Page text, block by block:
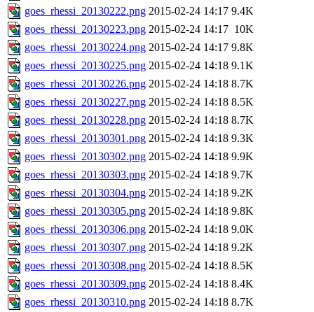
goes_rhessi_20130222.png 2015-02-24 14:17 9.4K
goes_rhessi_20130223.png 2015-02-24 14:17 10K
goes_rhessi_20130224.png 2015-02-24 14:17 9.8K
goes_rhessi_20130225.png 2015-02-24 14:18 9.1K
goes_rhessi_20130226.png 2015-02-24 14:18 8.7K
goes_rhessi_20130227.png 2015-02-24 14:18 8.5K
goes_rhessi_20130228.png 2015-02-24 14:18 8.7K
goes_rhessi_20130301.png 2015-02-24 14:18 9.3K
goes_rhessi_20130302.png 2015-02-24 14:18 9.9K
goes_rhessi_20130303.png 2015-02-24 14:18 9.7K
goes_rhessi_20130304.png 2015-02-24 14:18 9.2K
goes_rhessi_20130305.png 2015-02-24 14:18 9.8K
goes_rhessi_20130306.png 2015-02-24 14:18 9.0K
goes_rhessi_20130307.png 2015-02-24 14:18 9.2K
goes_rhessi_20130308.png 2015-02-24 14:18 8.5K
goes_rhessi_20130309.png 2015-02-24 14:18 8.4K
goes_rhessi_20130310.png 2015-02-24 14:18 8.7K